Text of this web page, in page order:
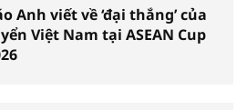
Anh viết về ‘đại thắng’ của
Việt Nam tại ASEAN Cup